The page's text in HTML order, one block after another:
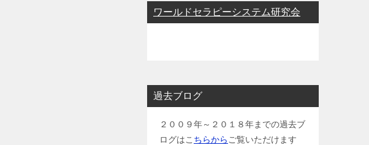
ワールドセラピーシステム研究会
過去ブログ
２００９年～２０１８年までの過去ブ
ログはこ ちらから ご覧いただけます